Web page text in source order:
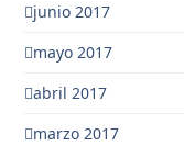
junio 2017
mayo 2017
abril 2017
marzo 2017